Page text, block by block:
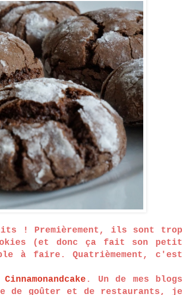
! Premièrement, ils sont trop
cookies (et donc ça fait son petit
à faire. Quatrièmement, c'est
Cinnamonandcake . Un de mes blogs
de goûter et de restaurants, je